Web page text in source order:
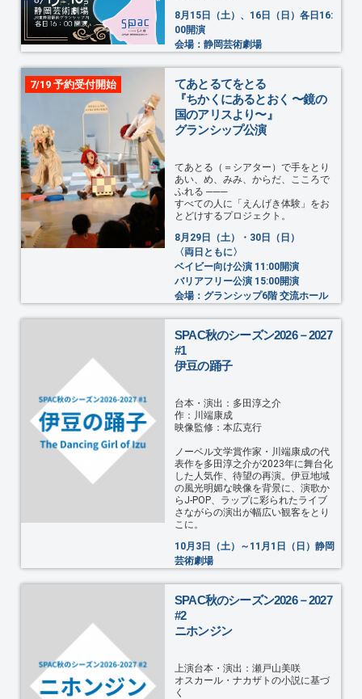
8月15日（土）、16日（日）各日16:
00開演
会場：静岡芸術劇場
7/19 予約受付開始
てあとるてをとる
『ちかくにあるとおく 〜鏡の
国のアリスより〜』
グランシップ公演
てあとる（＝シアター）で手をとり
あい、め、みみ、からだ、こころで
ふれる ───
すべての人に「えんげき体験」をお
とどけするプロジェクト。
8月29日（土）・30日（日）
〈両日ともに〉
ベイビー向け公演 11:00開演
バリアフリー公演 15:00開演
会場：グランシップ6階 交流ホール
SPAC秋のシーズン2026－2027
#1
伊豆の踊子
台本・演出：多田淳之介
作：川端康成
映像監修：本広克行
ノーベル文学賞作家・川端康成の代
表作を多田淳之介が2023年に舞台化
した人気作、待望の再演。伊豆地域
の風光明媚な映像を背景に、演歌か
らJ-POP、ラップに彩られたライブ
さながらの演出が幅広い観客をとり
こに。
10月3日（土）～11月1日（日）静岡
芸術劇場
SPAC秋のシーズン2026－2027
#2
ニホンジン
上演台本・演出：瀬戸山美咲
オスカール・ナカザトの小説に基づ
く